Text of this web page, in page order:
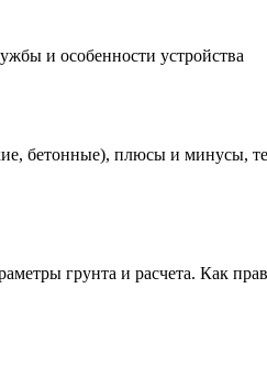
и особенности устройства
бетонные), плюсы и минусы,
грунта и расчета. Как